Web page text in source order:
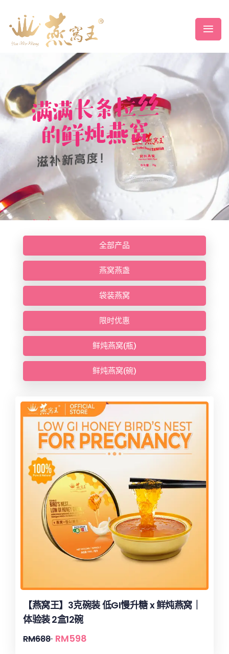
全部产品
燕窝燕盏
袋装燕窝
限时优惠
鲜炖燕窝(瓶)
鲜炖燕窝(碗)
【燕窝王】3克碗装 低GI慢升糖 x 鲜炖燕窝｜
体验装 2盒12碗
RM688 RM598